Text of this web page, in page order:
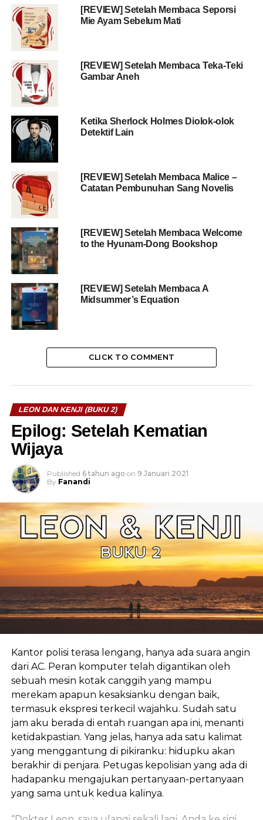
[REVIEW] Setelah Membaca Seporsi
Mie Ayam Sebelum Mati
[REVIEW] Setelah Membaca Teka-Teki
Gambar Aneh
Ketika Sherlock Holmes Diolok-olok
Detektif Lain
[REVIEW] Setelah Membaca Malice –
Catatan Pembunuhan Sang Novelis
[REVIEW] Setelah Membaca Welcome
to the Hyunam-Dong Bookshop
[REVIEW] Setelah Membaca A
Midsummer’s Equation
CLICK TO COMMENT
LEON DAN KENJI (BUKU 2)
Epilog: Setelah Kematian
Wijaya
Published 6 tahun ago on 9 Januari 2021
By Fanandi
Kantor polisi terasa lengang, hanya ada suara angin
dari AC. Peran komputer telah digantikan oleh
sebuah mesin kotak canggih yang mampu
merekam apapun kesaksianku dengan baik,
termasuk ekspresi terkecil wajahku. Sudah satu
jam aku berada di entah ruangan apa ini, menanti
ketidakpastian. Yang jelas, hanya ada satu kalimat
yang menggantung di pikiranku: hidupku akan
berakhir di penjara. Petugas kepolisian yang ada di
hadapanku mengajukan pertanyaan-pertanyaan
yang sama untuk kedua kalinya.